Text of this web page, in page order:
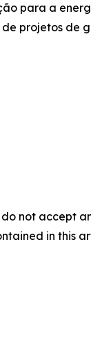
para a
projetos de
not accept
in this